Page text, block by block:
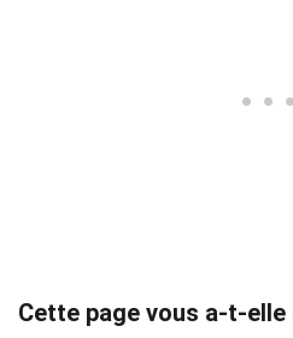
Cette page vous a-t-elle